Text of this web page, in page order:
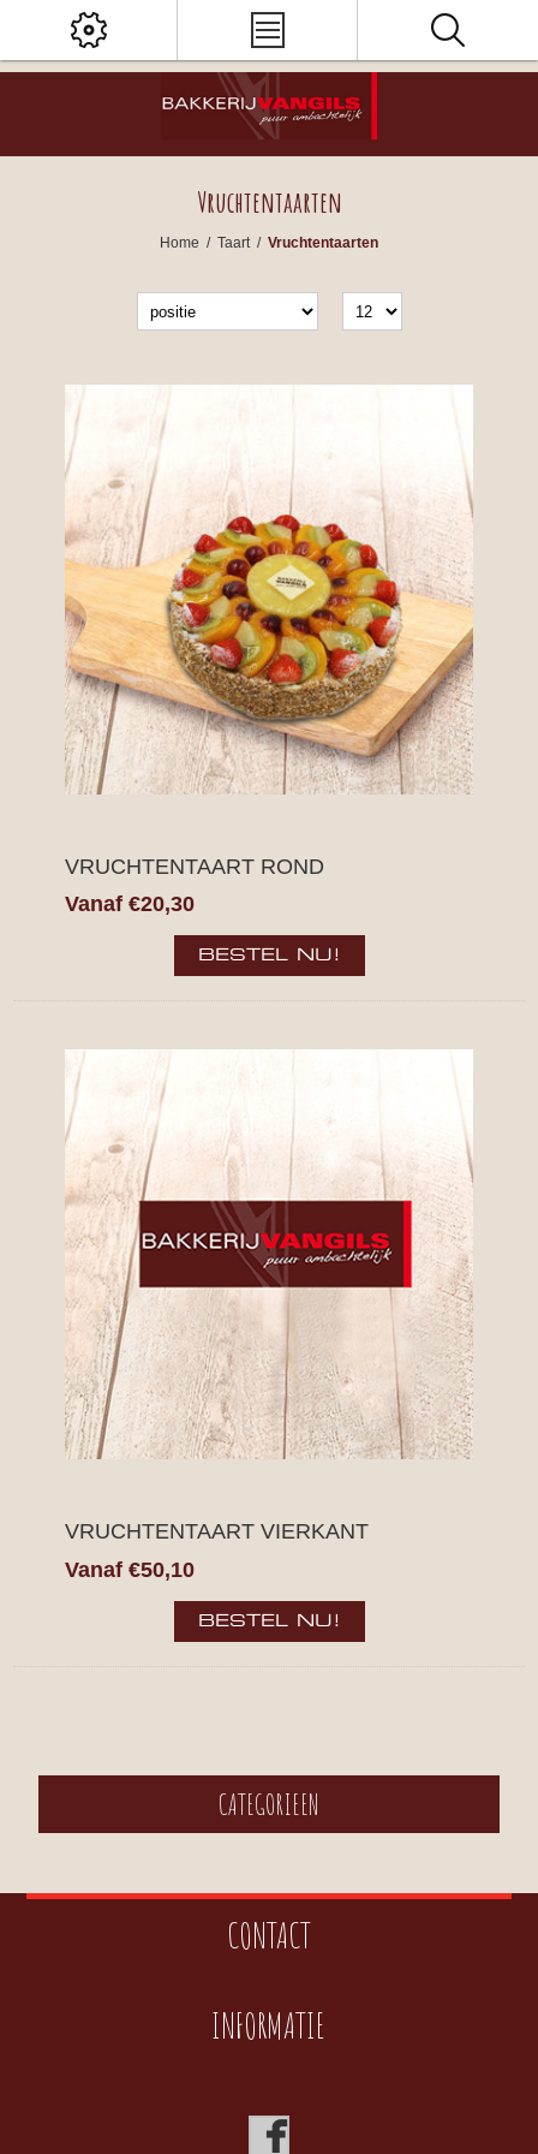
Vruchtentaarten
Home / Taart / Vruchtentaarten
VRUCHTENTAART ROND
Vanaf €20,30
VRUCHTENTAART VIERKANT
Vanaf €50,10
CATEGORIEEN
CONTACT
INFORMATIE